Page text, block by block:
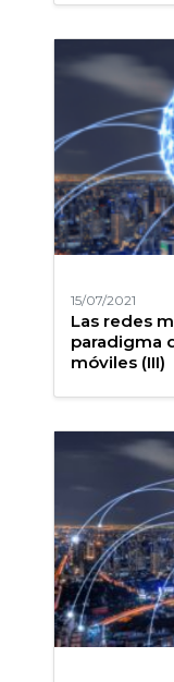
15/07/2021
Las redes
paradigma
móviles (III)